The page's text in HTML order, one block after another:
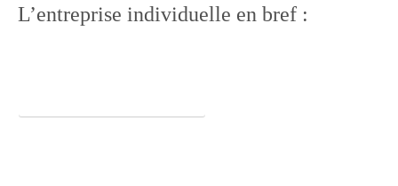
L’entreprise individuelle en bref :